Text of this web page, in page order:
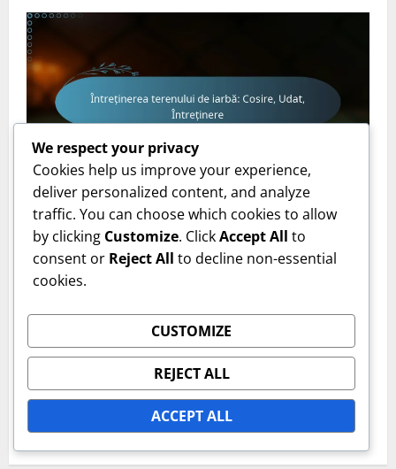
Tipuri de teren cu iarbă
Întreținerea terenului de iarbă: Cosire, Udat,
Întreținere
Ion Popescu 13/02/2026 0
LINKURI
Contactează-ne
Tot conținutul
Despre noi
We respect your privacy
Cookies help us improve your experience,
deliver personalized content, and analyze
traffic. You can choose which cookies to allow
by clicking Customize. ClickAccept All to
consent or Reject All to decline non-essential
cookies.
CUSTOMIZE
REJECT ALL
ACCEPT ALL